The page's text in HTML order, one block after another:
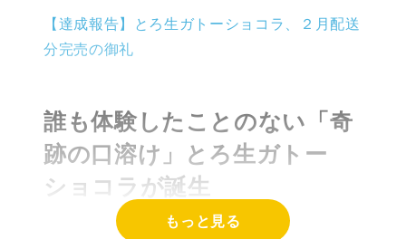
【達成報告】とろ生ガトーショコラ、２月配送
分完売の御礼
誰も体験したことのない「奇
跡の口溶け」とろ生ガトー
ショコラが誕生
もっと見る